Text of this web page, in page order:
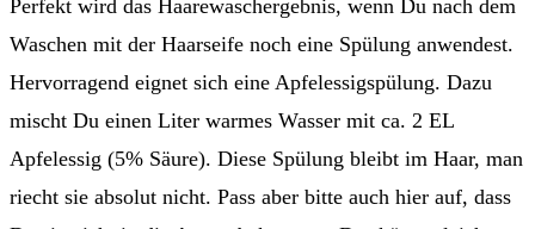
Perfekt wird das Haarewaschergebnis, wenn Du nach dem
Waschen mit der Haarseife noch eine Spülung anwendest.
Hervorragend eignet sich eine Apfelessigspülung. Dazu
mischt Du einen Liter warmes Wasser mit ca. 2 EL
Apfelessig (5% Säure). Diese Spülung bleibt im Haar, man
riecht sie absolut nicht. Pass aber bitte auch hier auf, dass